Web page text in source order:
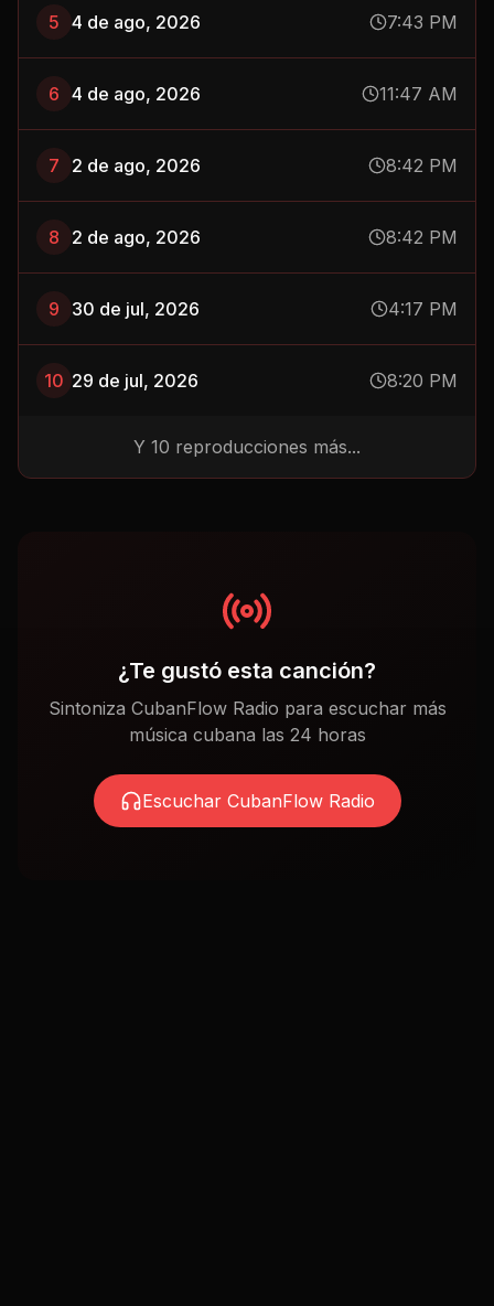
5 4 de ago, 2026 7:43 PM
6 4 de ago, 2026 11:47 AM
7 2 de ago, 2026 8:42 PM
8 2 de ago, 2026 8:42 PM
9 30 de jul, 2026 4:17 PM
10 29 de jul, 2026 8:20 PM
Y 10 reproducciones más...
¿Te gustó esta canción?
Sintoniza CubanFlow Radio para escuchar más
música cubana las 24 horas
Escuchar CubanFlow Radio